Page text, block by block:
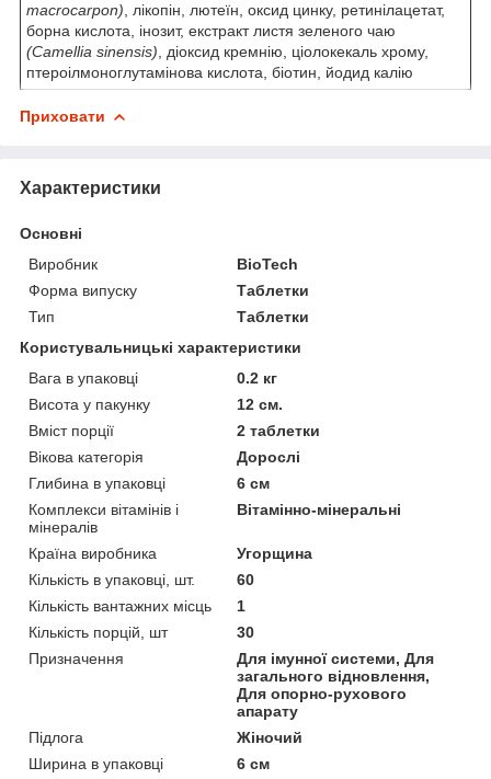
macrocarpon) , лікопін, лютеїн, оксид цинку, ретинілацетат,
борна кислота, інозит, екстракт листя зеленого чаю
(Camellia sinensis) , діоксид кремнію, ціолокекаль хрому,
птероілмоноглутамінова кислота, біотин, йодид калію
Приховати
Характеристики
Основні
Виробник
BioTech
Форма випуску
Таблетки
Тип
Таблетки
Користувальницькі характеристики
Вага в упаковці
0.2 кг
Висота у пакунку
12 см.
Вміст порції
2 таблетки
Вікова категорія
Дорослі
Глибина в упаковці
6 см
Комплекси вітамінів і
мінералів
Вітамінно-мінеральні
Країна виробника
Угорщина
Кількість в упаковці, шт.
60
Кількість вантажних місць
1
Кількість порцій, шт
30
Призначення
Для імунної системи, Для
загального відновлення,
Для опорно-рухового
апарату
Підлога
Жіночий
Ширина в упаковці
6 см